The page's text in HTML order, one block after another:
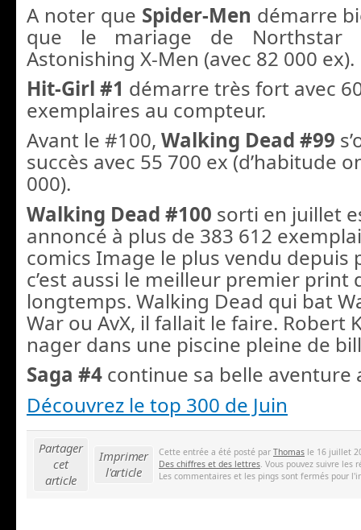
A noter que Spider-Men démarre
que le mariage de Northstar
Astonishing X-Men (avec 82 000 ex).
Hit-Girl #1 démarre très fort avec
exemplaires au compteur.
Avant le #100, Walking Dead #99
succès avec 55 700 ex (d’habitude
000).
Walking Dead #100 sorti en juillet
annoncé à plus de 383 612
comics Image le plus vendu depuis
c’est aussi le meilleur premier print
longtemps. Walking Dead qui bat
War ou AvX, il fallait le faire. Robert
nager dans une piscine pleine de
Saga #4 continue sa belle aventure
Découvrez le top 300 de Juin
Partager
cet
article
Imprimer
l'article
Cette entrée a été posté par Thomas le 16 juillet
Des chiffres et des lettres . Vous pouvez suivre
Les commentaires et les pings sont fermés pour